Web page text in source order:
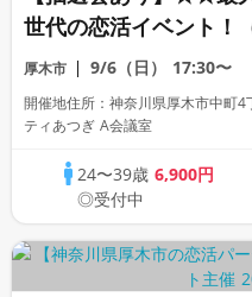
世代の恋活イベント！
込特典）
厚木市 9/6（日） 17:30〜
開催地住所：神奈川県厚木市中町
ティあつぎ A会議室
24〜39歳6,900円
◎受付中